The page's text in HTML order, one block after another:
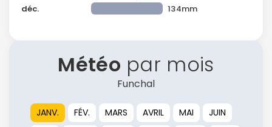
déc.
134mm
Météo par mois
Funchal
JANV. FÉV. MARS AVRIL MAI
JUIN